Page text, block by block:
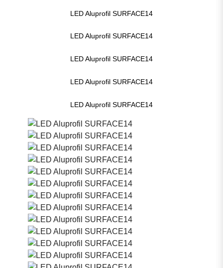
LED Aluprofil SURFACE14
LED Aluprofil SURFACE14
LED Aluprofil SURFACE14
LED Aluprofil SURFACE14
LED Aluprofil SURFACE14